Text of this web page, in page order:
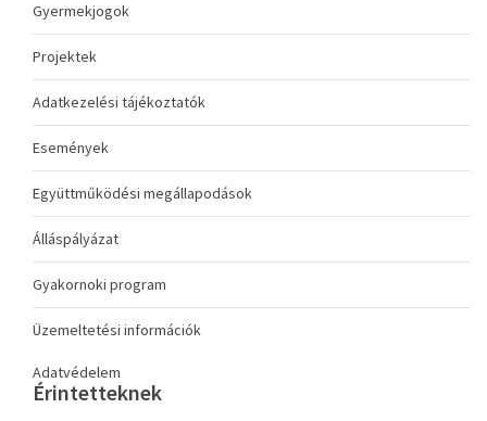
Gyermekjogok
Projektek
Adatkezelési tájékoztatók
Események
Együttműködési megállapodások
Álláspályázat
Gyakornoki program
Üzemeltetési információk
Adatvédelem
Érintetteknek